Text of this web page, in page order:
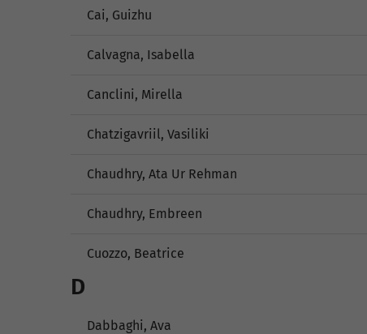
Cai, Guizhu
Calvagna, Isabella
Canclini, Mirella
Chatzigavriil, Vasiliki
Chaudhry, Ata Ur Rehman
Chaudhry, Embreen
Cuozzo, Beatrice
D
Dabbaghi, Ava